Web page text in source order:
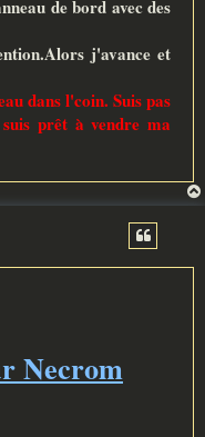
de bord avec des
j'avance et
dans l'coin. Suis pas
prêt à vendre ma
Necrom